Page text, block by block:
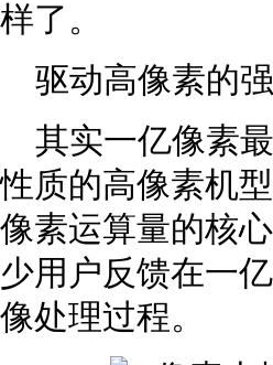
样了。
驱动高像素的
其实一亿像素最
性质的高像素机
像素运算量的核
少用户反馈在一
像处理过程。